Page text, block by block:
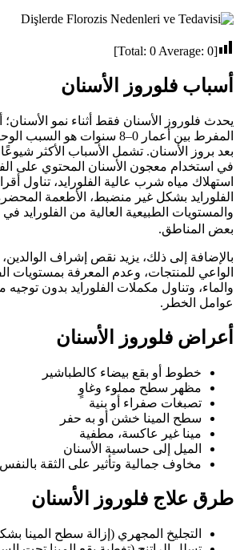
[Total:
0 Average: 0
]
أسباب فلوروز الأسنان
يحدث فلوروز الأسنان فقط أثناء نمو الأسنان؛
المفرط بين أعمار 0–8 سنوات هو
بعد بروز الأسنان. تشمل الأسباب الأكثر
في استخدام معجون الأسنان المحتوي على
استهلاك مياه شرب عالية الفلورايد، تناول
الفلورايد بشكل غير منضبط، الأطعمة
بعض المناطق.
بالإضافة إلى ذلك، يزيد نقص إشراف الوالدين،
الواعي للمنتجات، وعدم المعرفة بمستويات
والماء، وتناول مكملات الفلورايد بدون
عوامل الخطر.
أعراض فلوروز الأسنان
خطوط أو بقع بيضاء كالطباشير
مظهر سطح مملوء وغاوٍ
تصبغات صفراء أو بنية
سطح المينا خشن أو به حفر
مينا غير عاكسة، مطفية
الميل إلى حساسية الأسنان
مخاوف جمالية وتأثير على الثقة بالنفس
طرق علاج فلوروز الأسنان
التجليخ المجهري (إزالة سطح المينا